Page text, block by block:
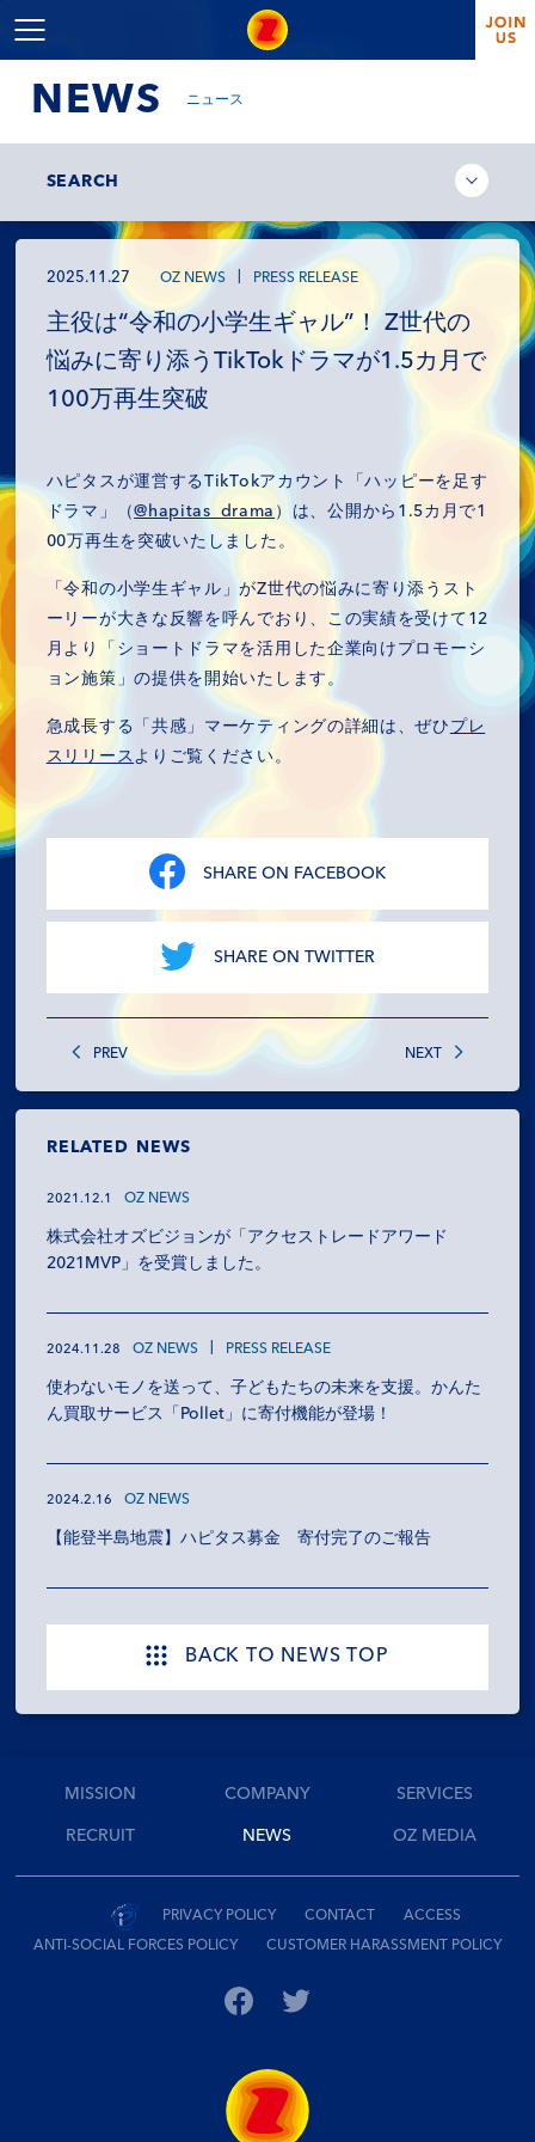
MISSION
COMPANY
SERVICES
RECRUIT
NEWS
OZ MEDIA
PRIVACY POLICY CONTACT ACCESS
NEWS ニュース
SEARCH
2025.11.27 OZ NEWS PRESS RELEASE
主役は“令和の小学生ギャル”！ Z世代の
悩みに寄り添うTikTokドラマが1.5カ月で
100万再生突破
ハピタスが運営するTikTokアカウント「ハッピーを足す
ドラマ」（@hapitas_drama ）は、公開から1.5カ月で1
00万再生を突破いたしました。
「令和の小学生ギャル」がZ世代の悩みに寄り添うスト
ーリーが大きな反響を呼んでおり、この実績を受けて12
月より「ショートドラマを活用した企業向けプロモーシ
ョン施策」の提供を開始いたします。
急成長する「共感」マーケティングの詳細は、ぜひ プレ
スリリース よりご覧ください。
SHARE ON FACEBOOK
SHARE ON TWITTER
PREV NEXT
RELATED NEWS
2021.12.1 OZ NEWS
株式会社オズビジョンが「アクセストレードアワード
2021MVP」を受賞しました。
2024.11.28 OZ NEWS PRESS RELEASE
使わないモノを送って、子どもたちの未来を支援。かんた
ん買取サービス「Pollet」に寄付機能が登場！
2024.2.16 OZ NEWS
【能登半島地震】ハピタス募金 寄付完了のご報告
BACK TO NEWS TOP
MISSION COMPANY SERVICES
RECRUIT NEWS OZ MEDIA
PRIVACY POLICY CONTACT ACCESS
ANTI-SOCIAL FORCES POLICY CUSTOMER HARASSMENT POLICY